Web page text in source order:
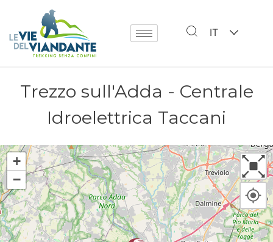
IT
Trezzo sull'Adda - Centrale
Idroelettrica Taccani
+
−